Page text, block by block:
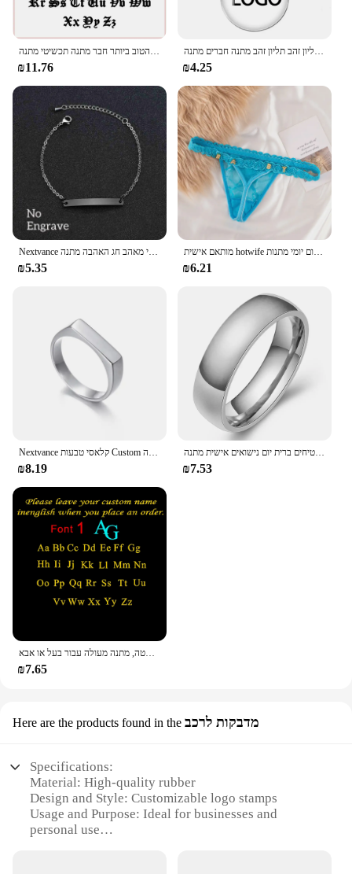
זוג שם מותאם אישית ילד ילדה נירוסטה נעל אבזם מותאם אישית אישית, הטוב ביותר חבר מתנה תכשיטי מתנה
₪11.76
שרשרת תליון עגול בהתאמה אישית לגברים נשים שרשרת שרשרת שרשרת תליון זהב תליון זהב מתנה חברים מתנה
₪4.25
Nextvance חריטה אישית שלט זוג צמיד נירוסטה שרשרת מזהה תג צמידי מאהב חג האהבה מתנה
₪5.35
מותאם אישית hotwife סקסי חוטיני עבור נשים אישית שם מכתב קריסטל תחתונים אישיות מחרוזת תחתונים יום יומי מתנות יום יומי מתנות
₪6.21
Nextvance קלאסי טבעות Custom חקוק טבעת נירוסטה אישית שם תאריך טבעות לנשים מאהב יום הולדת תכשיטי מתנה
₪8.19
אופנה זוג להקות חתונת טבעות לנשים גבר אישית שם תאריך אהבה מידע מבטיחים ברית יום נישואים אישית מתנה
₪7.53
סיכת אות ראשונה אישית, סיכה סטאב, סיכת סטאב, נירוסטה, מתנה מעולה עבור בעל או אבא
₪7.65
Here are the products found in the מדבקות לרכב
Specifications:
Material: High-quality rubber
Design and Style: Customizable logo stamps
Usage and Purpose: Ideal for businesses and
personal use